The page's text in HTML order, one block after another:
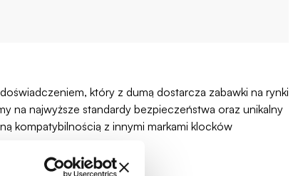
który z dumą dostarcza zabawki na rynki
na najwyższe standardy bezpieczeństwa oraz unikalny
kompatybilnością z innymi markami klocków